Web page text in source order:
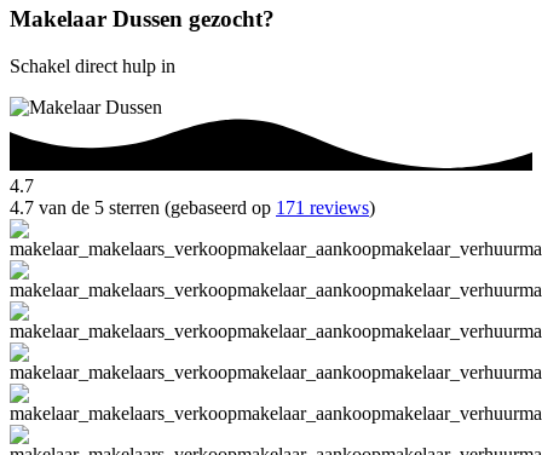
Makelaar Dussen gezocht?
Schakel direct hulp in
4.7
4.7 van de 5 sterren (gebaseerd op 171 reviews)